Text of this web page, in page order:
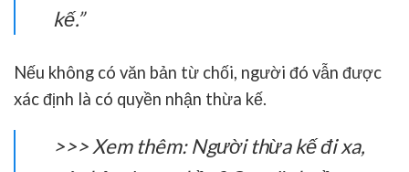
kế.”
Nếu không có văn bản từ chối, người đó vẫn được
xác định là có quyền nhận thừa kế.
>>> Xem thêm: Người thừa kế đi xa,